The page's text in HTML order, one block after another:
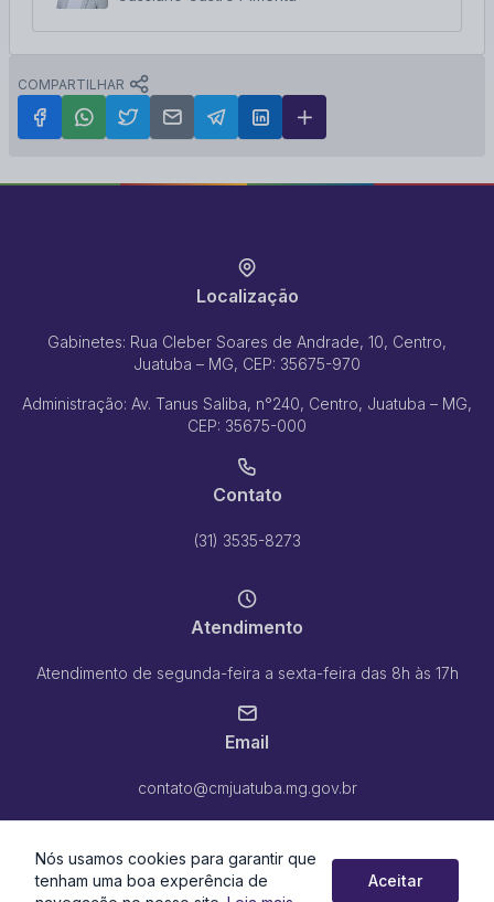
COMPARTILHAR
Localização
Gabinetes: Rua Cleber Soares de Andrade, 10, Centro,
Juatuba – MG, CEP: 35675-970
Administração: Av. Tanus Saliba, n°240, Centro, Juatuba – MG,
CEP: 35675-000
Contato
(31) 3535-8273
Atendimento
Atendimento de segunda-feira a sexta-feira das 8h às 17h
Email
contato@cmjuatuba.mg.gov.br
Nós usamos cookies para garantir que
tenham uma boa experência de
Aceitar